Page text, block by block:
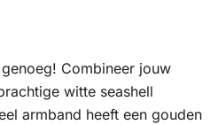
Combineer jouw
witte seashell
armband heeft een gouden